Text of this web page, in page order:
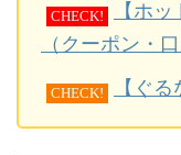
CHECK!
【ホ
（クーポン・
CHECK! 【ぐ